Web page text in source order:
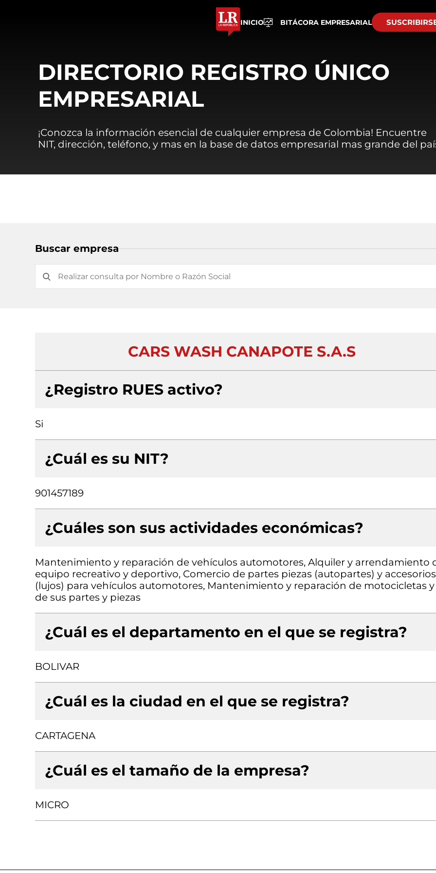
INICIO BITÁCORA EMPRESARIAL
DIRECTORIO REGISTRO ÚNICO
EMPRESARIAL
¡Conozca la información esencial de cualquier empresa de Colombia! Encuentre
NIT, dirección, teléfono, y mas en la base de datos empresarial mas grande del
Buscar empresa
CARS WASH CANAPOTE S.A.S
¿Registro RUES activo?
Si
¿Cuál es su NIT?
901457189
¿Cuáles son sus actividades económicas?
Mantenimiento y reparación de vehículos automotores, Alquiler y arrendamiento
equipo recreativo y deportivo, Comercio de partes piezas (autopartes) y accesorios
(lujos) para vehículos automotores, Mantenimiento y reparación de motocicletas y
de sus partes y piezas
¿Cuál es el departamento en el que se registra?
BOLIVAR
¿Cuál es la ciudad en el que se registra?
CARTAGENA
¿Cuál es el tamaño de la empresa?
MICRO